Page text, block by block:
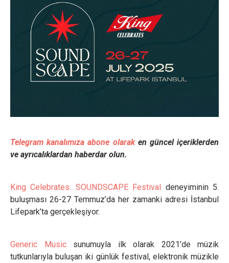
Telegram kanalımıza abone olaraken güncel içeriklerden
ve ayrıcalıklardan haberdar olun.
King Celebrates: SOUNDSCAPE Festival deneyiminin 5.
buluşması 26-27 Temmuz’da her zamanki adresi İstanbul
Lifepark’ta gerçekleşiyor.
Generic Musicsunumuyla ilk olarak 2021’de müzik
tutkunlarıyla buluşan iki günlük festival, elektronik müzikle